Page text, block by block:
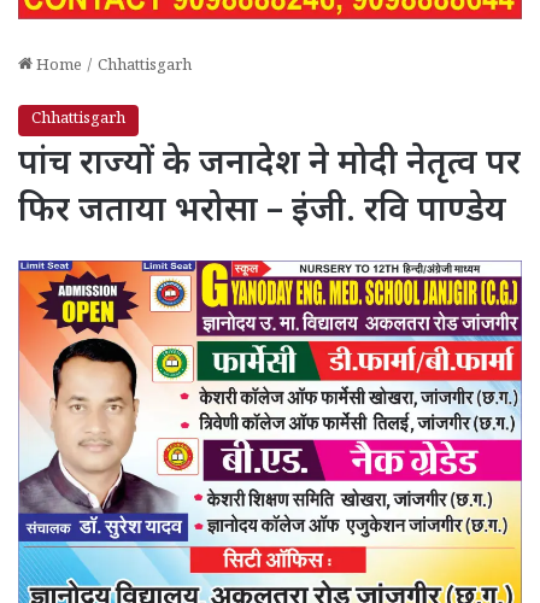
Home / Chhattisgarh
Chhattisgarh
पांच राज्यों के जनादेश ने मोदी नेतृत्व पर
फिर जताया भरोसा – इंजी. रवि पाण्डेय